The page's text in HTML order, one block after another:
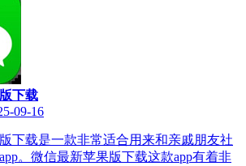
下载
09-16
下载是一款非常适合用来和亲戚朋友社
。微信最新苹果版下载这款app有着非